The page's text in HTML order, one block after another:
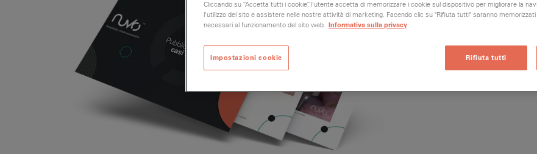
Cliccando su “Accetta tutti i cookie”, l'utente accetta di memorizzare i cookie sul dispositivo per migliorare la
l'utilizzo del sito e assistere nelle nostre attività di marketing. Facendo clic su "Rifiuta tutti" saranno
necessari al funzionamento del sito web.
Informativa sulla privacy
Rifiuta tutti
Impostazioni cookie